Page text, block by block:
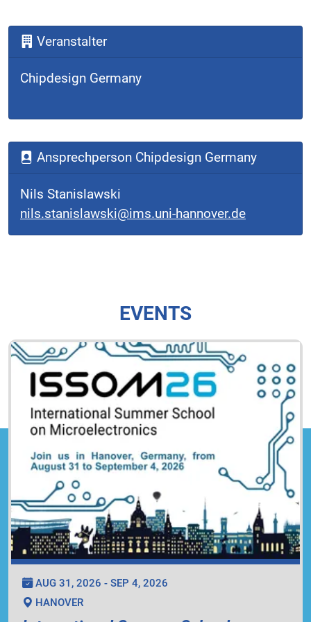
Veranstalter
Chipdesign Germany
Ansprechperson Chipdesign Germany
Nils Stanislawski
nils.stanislawski@ims.uni-hannover.de
EVENTS
AUG 31, 2026 - SEP 4, 2026
HANOVER